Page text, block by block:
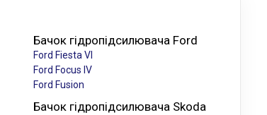
Бачок гідропідсилювача Ford
Ford Fiesta VI
Ford Focus IV
Ford Fusion
Бачок гідропідсилювача Skoda